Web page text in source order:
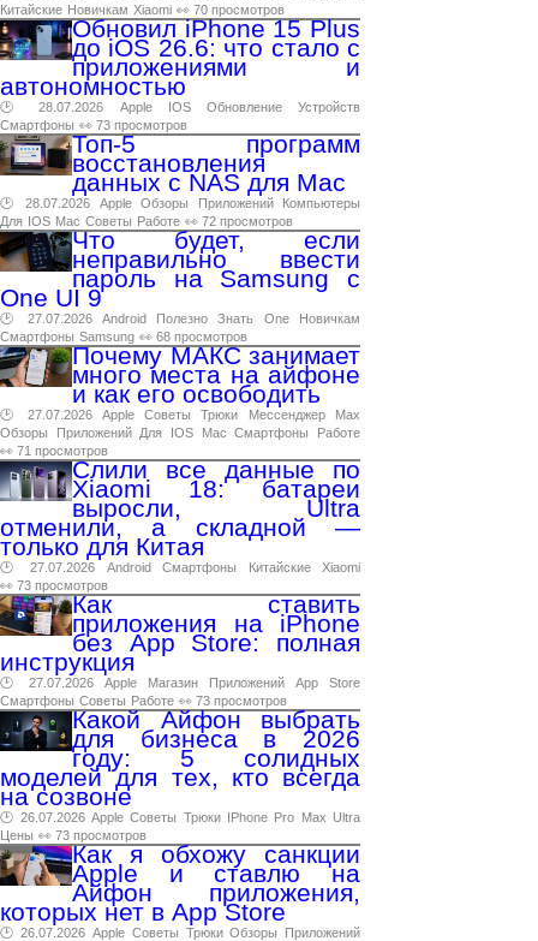
Китайские Новичкам Xiaomi 👀 70 просмотров
Обновил iPhone 15 Plus
до iOS 26.6: что стало с
приложениями и
автономностью
🕑 28.07.2026 Apple IOS Обновление
Устройств
Смартфоны 👀 73 просмотров
Топ-5 программ
восстановления
данных с NAS для Mac
🕑 28.07.2026 Apple Обзоры Приложений
Компьютеры
Для IOS Mac Советы Работе 👀 72 просмотров
Что будет, если
неправильно ввести
пароль на Samsung с
One UI 9
🕑 27.07.2026 Android Полезно Знать One
Новичкам
Смартфоны Samsung 👀 68 просмотров
Почему МАКС занимает
много места на айфоне
и как его освободить
🕑 27.07.2026 Apple Советы Трюки Мессенджер
Max
Обзоры
Приложений Для IOS Mac Смартфоны
Работе
👀 71 просмотров
Слили все данные по
Xiaomi 18: батареи
выросли, Ultra
отменили, а складной —
только для Китая
🕑 27.07.2026 Android Смартфоны Китайские
Xiaomi
👀 73 просмотров
Как ставить
приложения на iPhone
без App Store: полная
инструкция
🕑 27.07.2026 Apple Магазин Приложений App
Store
Смартфоны Советы Работе 👀 73 просмотров
Какой Айфон выбрать
для бизнеса в 2026
году: 5 солидных
моделей для тех, кто всегда
на созвоне
🕑 26.07.2026 Apple Советы Трюки IPhone Pro Max Ultra
Цены 👀 73 просмотров
Как я обхожу санкции
Apple и ставлю на
Айфон приложения,
которых нет в App Store
🕑 26.07.2026 Apple Советы Трюки Обзоры
Приложений